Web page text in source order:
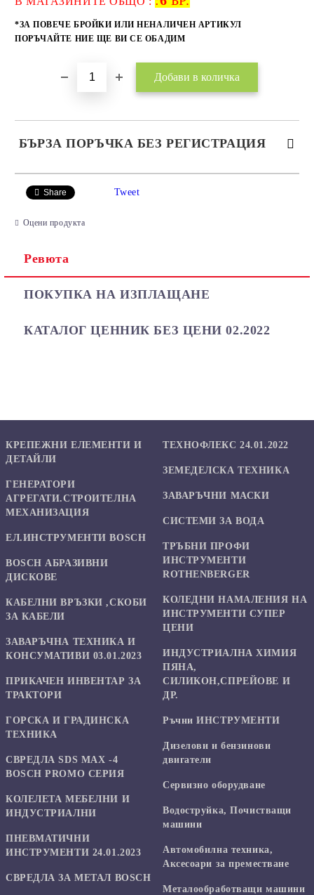
*ЗА ПОВЕЧЕ БРОЙКИ ИЛИ НЕНАЛИЧЕН АРТИКУЛ
ПОРЪЧАЙТЕ НИЕ ЩЕ ВИ СЕ ОБАДИМ
БЪРЗА ПОРЪЧКА БЕЗ РЕГИСТРАЦИЯ
Ние ще се свържем с вас в рамките на работния ден.
Share Tweet
Оцени продукта
Ревюта
ПОКУПКА НА ИЗПЛАЩАНЕ
КАТАЛОГ ЦЕННИК БЕЗ ЦЕНИ 02.2022
КРЕПЕЖНИ ЕЛЕМЕНТИ И
ДЕТАЙЛИ
ГЕНЕРАТОРИ
АГРЕГАТИ.СТРОИТЕЛНА
МЕХАНИЗАЦИЯ
ЕЛ.ИНСТРУМЕНТИ BOSCH
BOSCH АБРАЗИВНИ
ДИСКОВЕ
КАБЕЛНИ ВРЪЗКИ ,СКОБИ
ЗА КАБЕЛИ
ЗАВАРЪЧНА ТЕХНИКА И
КОНСУМАТИВИ 03.01.2023
ПРИКАЧЕН ИНВЕНТАР ЗА
ТРАКТОРИ
ГОРСКА И ГРАДИНСКА
ТЕХНИКА
СВРЕДЛА SDS MAX -4
BOSCH PROMO СЕРИЯ
КОЛЕЛЕТА МЕБЕЛНИ И
ИНДУСТРИАЛНИ
ПНЕВМАТИЧНИ
ИНСТРУМЕНТИ 24.01.2023
СВРЕДЛА ЗА МЕТАЛ BOSCH
ТЕХНОФЛЕКС 24.01.2022
ЗЕМЕДЕЛСКА ТЕХНИКА
ЗАВАРЪЧНИ МАСКИ
СИСТЕМИ ЗА ВОДА
ТРЪБНИ ПРОФИ
ИНСТРУМЕНТИ
ROTHENBERGER
КОЛЕДНИ НАМАЛЕНИЯ НА
ИНСТРУМЕНТИ СУПЕР
ЦЕНИ
ИНДУСТРИАЛНА ХИМИЯ
ПЯНА,
СИЛИКОН,СПРЕЙОВЕ И
ДР.
Ръчни ИНСТРУМЕНТИ
Дизелови и бензинови
двигатели
Сервизно оборудване
Водоструйка, Почистващи
машини
Автомобилна техника,
Аксесоари за преместване
Mеталообработващи машини